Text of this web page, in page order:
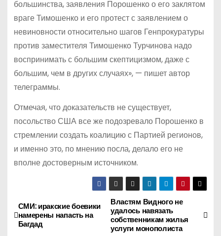
большинства, заявления Порошенко о его заклятом
враге Тимошенко и его протест с заявлением о
невиновности относительно шагов Генпрокуратуры
против заместителя Тимошенко Турчинова надо
воспринимать с большим скептицизмом, даже с
большим, чем в других случаях», — пишет автор
телеграммы.
Отмечая, что доказательств не существует,
посольство США все же подозревало Порошенко в
стремлении создать коалицию с Партией регионов,
и именно это, по мнению посла, делало его не
вполне достоверным источником.
Н
а
Властям Видного не
удалось навязать
собственникам жилья
услуги монополиста
СМИ: иракские боевики
намерены напасть на
Багдад